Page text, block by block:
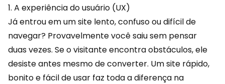
1. A experiência do usuário (UX)
Já entrou em um site lento, confuso ou difícil de
navegar? Provavelmente você saiu sem pensar
duas vezes. Se o visitante encontra obstáculos, ele
desiste antes mesmo de converter. Um site rápido,
bonito e fácil de usar faz toda a diferença na